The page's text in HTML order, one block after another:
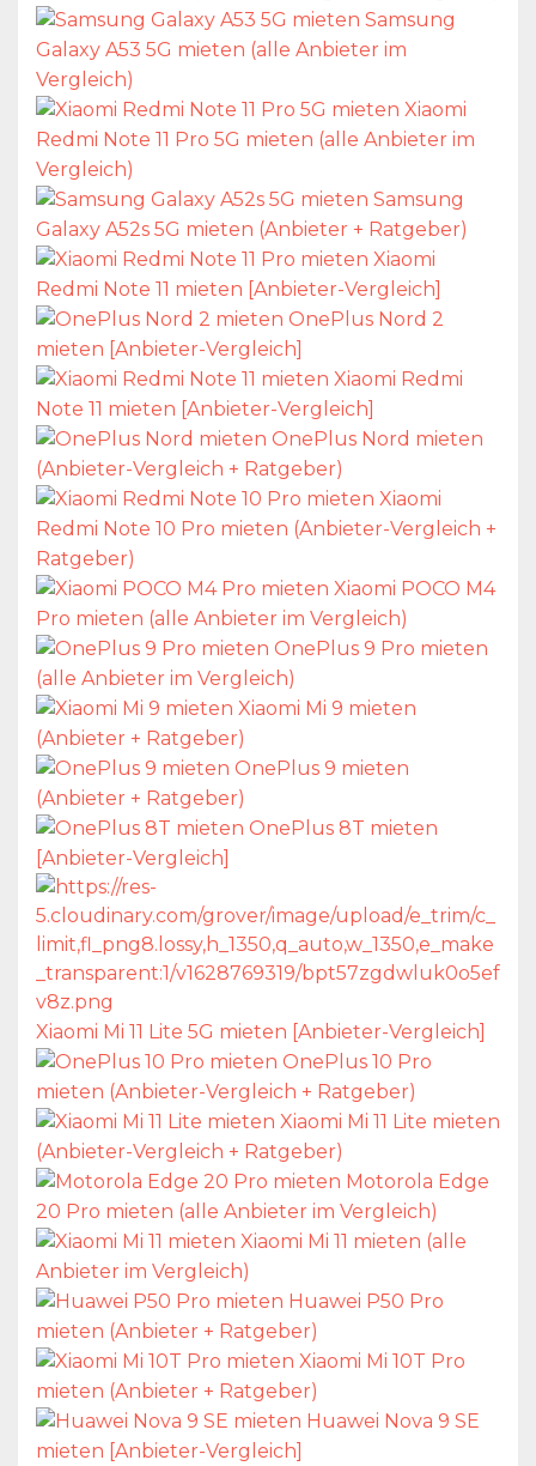
Samsung
Galaxy A53 5G mieten (alle Anbieter im
Vergleich)
Xiaomi
Redmi Note 11 Pro 5G mieten (alle Anbieter im
Vergleich)
Samsung
Galaxy A52s 5G mieten (Anbieter + Ratgeber)
Xiaomi
Redmi Note 11 mieten [Anbieter-Vergleich]
OnePlus Nord 2
mieten [Anbieter-Vergleich]
Xiaomi Redmi
Note 11 mieten [Anbieter-Vergleich]
OnePlus Nord mieten
(Anbieter-Vergleich + Ratgeber)
Xiaomi
Redmi Note 10 Pro mieten (Anbieter-Vergleich +
Ratgeber)
Xiaomi POCO M4
Pro mieten (alle Anbieter im Vergleich)
OnePlus 9 Pro mieten
(alle Anbieter im Vergleich)
Xiaomi Mi 9 mieten
(Anbieter + Ratgeber)
OnePlus 9 mieten
(Anbieter + Ratgeber)
OnePlus 8T mieten
[Anbieter-Vergleich]
Xiaomi Mi 11 Lite 5G mieten [Anbieter-Vergleich]
OnePlus 10 Pro
mieten (Anbieter-Vergleich + Ratgeber)
Xiaomi Mi 11 Lite mieten
(Anbieter-Vergleich + Ratgeber)
Motorola Edge
20 Pro mieten (alle Anbieter im Vergleich)
Xiaomi Mi 11 mieten (alle
Anbieter im Vergleich)
Huawei P50 Pro
mieten (Anbieter + Ratgeber)
Xiaomi Mi 10T Pro
mieten (Anbieter + Ratgeber)
Huawei Nova 9 SE
mieten [Anbieter-Vergleich]